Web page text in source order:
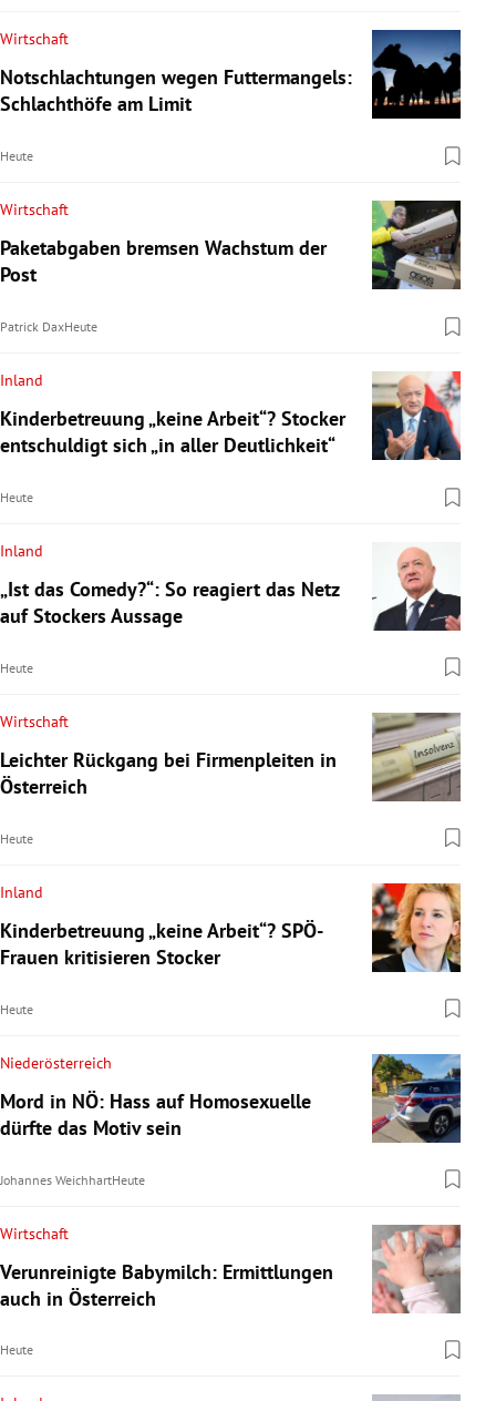
Wirtschaft
Notschlachtungen wegen Futtermangels:
Schlachthöfe am Limit
Heute
Wirtschaft
Paketabgaben bremsen Wachstum der
Post
Patrick DaxHeute
Inland
Kinderbetreuung „keine Arbeit“? Stocker
entschuldigt sich „in aller Deutlichkeit“
Heute
Inland
„Ist das Comedy?“: So reagiert das Netz
auf Stockers Aussage
Heute
Wirtschaft
Leichter Rückgang bei Firmenpleiten in
Österreich
Heute
Inland
Kinderbetreuung „keine Arbeit“? SPÖ-
Frauen kritisieren Stocker
Heute
Niederösterreich
Mord in NÖ: Hass auf Homosexuelle
dürfte das Motiv sein
Johannes WeichhartHeute
Wirtschaft
Verunreinigte Babymilch: Ermittlungen
auch in Österreich
Heute